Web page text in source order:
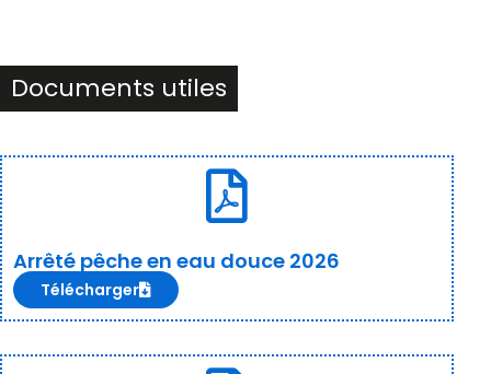
Documents utiles
Arrêté pêche en eau douce 2026
Télécharger